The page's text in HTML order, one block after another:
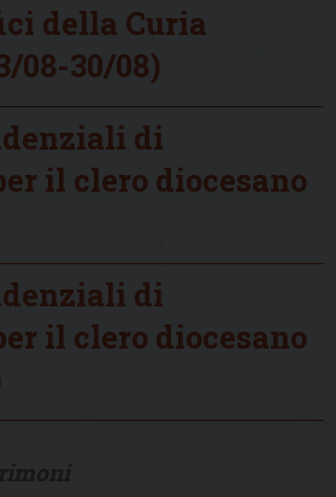
della Curia
08-30/08)
di
il clero diocesano
di
il clero diocesano